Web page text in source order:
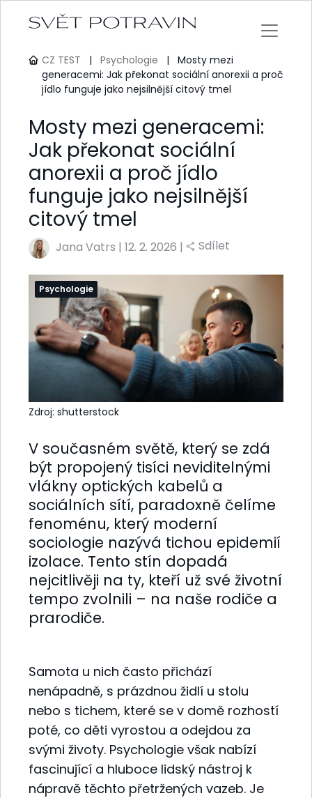
CZ TEST | Psychologie |
Mosty mezi
generacemi: Jak překonat sociální anorexii a proč
jídlo funguje jako nejsilnější citový tmel
Mosty mezi generacemi:
Jak překonat sociální
anorexii a proč jídlo
funguje jako nejsilnější
citový tmel
Jana Vatrs | 12. 2. 2026 | Sdílet
Psychologie
Zdroj: shutterstock
V současném světě, který se zdá
být propojený tisíci neviditelnými
vlákny optických kabelů a
sociálních sítí, paradoxně čelíme
fenoménu, který moderní
sociologie nazývá tichou epidemií
izolace. Tento stín dopadá
nejcitlivěji na ty, kteří už své životní
tempo zvolnili – na naše rodiče a
prarodiče.
Samota u nich často přichází
nenápadně, s prázdnou židlí u stolu
nebo s tichem, které se v domě rozhostí
poté, co děti vyrostou a odejdou za
svými životy. Psychologie však nabízí
fascinující a hluboce lidský nástroj k
nápravě těchto přetržených vazeb. Je